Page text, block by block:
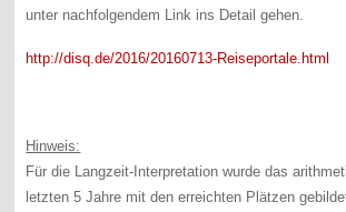
unter nachfolgendem Link ins Detail gehen.
http://disq.de/2016/20160713-Reiseportale.html
Hinweis:
Für die Langzeit-Interpretation wurde das
letzten 5 Jahre mit den erreichten Plätzen